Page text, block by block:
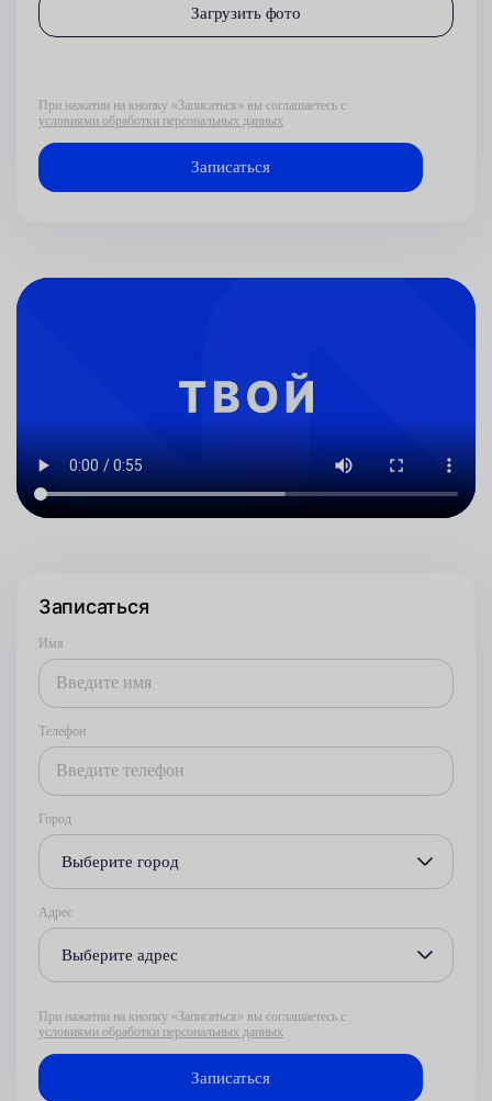
Загрузить фото
При нажатии на кнопку «Записаться» вы соглашаетесь с
условиями обработки персональных данных
Записаться
Имя
Телефон
Город
Выберите город
Адрес
Выберите адрес
При нажатии на кнопку «Записаться» вы соглашаетесь с
условиями обработки персональных данных